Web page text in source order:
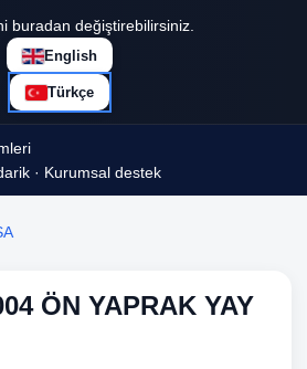
buradan değiştirebilirsiniz.
English
Türkçe
· Kurumsal destek
ÖN YAPRAK YAY